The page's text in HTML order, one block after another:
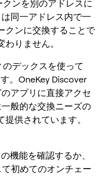
ンを別のアドレスに
同一アドレス内で一
クンに交換することで
りません。
デックスを使って
。OneKey Discover
アプリに直接アクセ
般的な交換ニーズの
供されています。
機能を確認するか、
て初めてのオンチェー